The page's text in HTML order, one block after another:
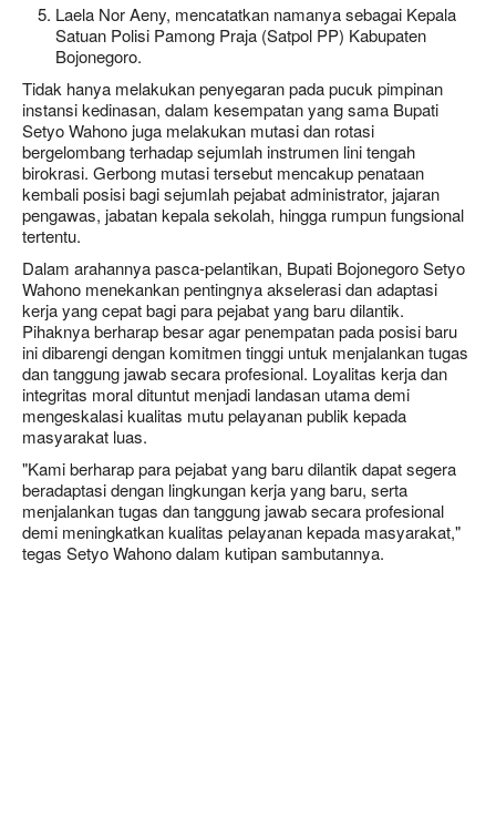
Laela Nor Aeny, mencatatkan namanya sebagai Kepala
Satuan Polisi Pamong Praja (Satpol PP) Kabupaten
Bojonegoro.
Tidak hanya melakukan penyegaran pada pucuk pimpinan
instansi kedinasan, dalam kesempatan yang sama Bupati
Setyo Wahono juga melakukan mutasi dan rotasi
bergelombang terhadap sejumlah instrumen lini tengah
birokrasi. Gerbong mutasi tersebut mencakup penataan
kembali posisi bagi sejumlah pejabat administrator, jajaran
pengawas, jabatan kepala sekolah, hingga rumpun fungsional
tertentu.
Dalam arahannya pasca-pelantikan, Bupati Bojonegoro Setyo
Wahono menekankan pentingnya akselerasi dan adaptasi
kerja yang cepat bagi para pejabat yang baru dilantik.
Pihaknya berharap besar agar penempatan pada posisi baru
ini dibarengi dengan komitmen tinggi untuk menjalankan tugas
dan tanggung jawab secara profesional. Loyalitas kerja dan
integritas moral dituntut menjadi landasan utama demi
mengeskalasi kualitas mutu pelayanan publik kepada
masyarakat luas.
"Kami berharap para pejabat yang baru dilantik dapat segera
beradaptasi dengan lingkungan kerja yang baru, serta
menjalankan tugas dan tanggung jawab secara profesional
demi meningkatkan kualitas pelayanan kepada masyarakat,"
tegas Setyo Wahono dalam kutipan sambutannya.